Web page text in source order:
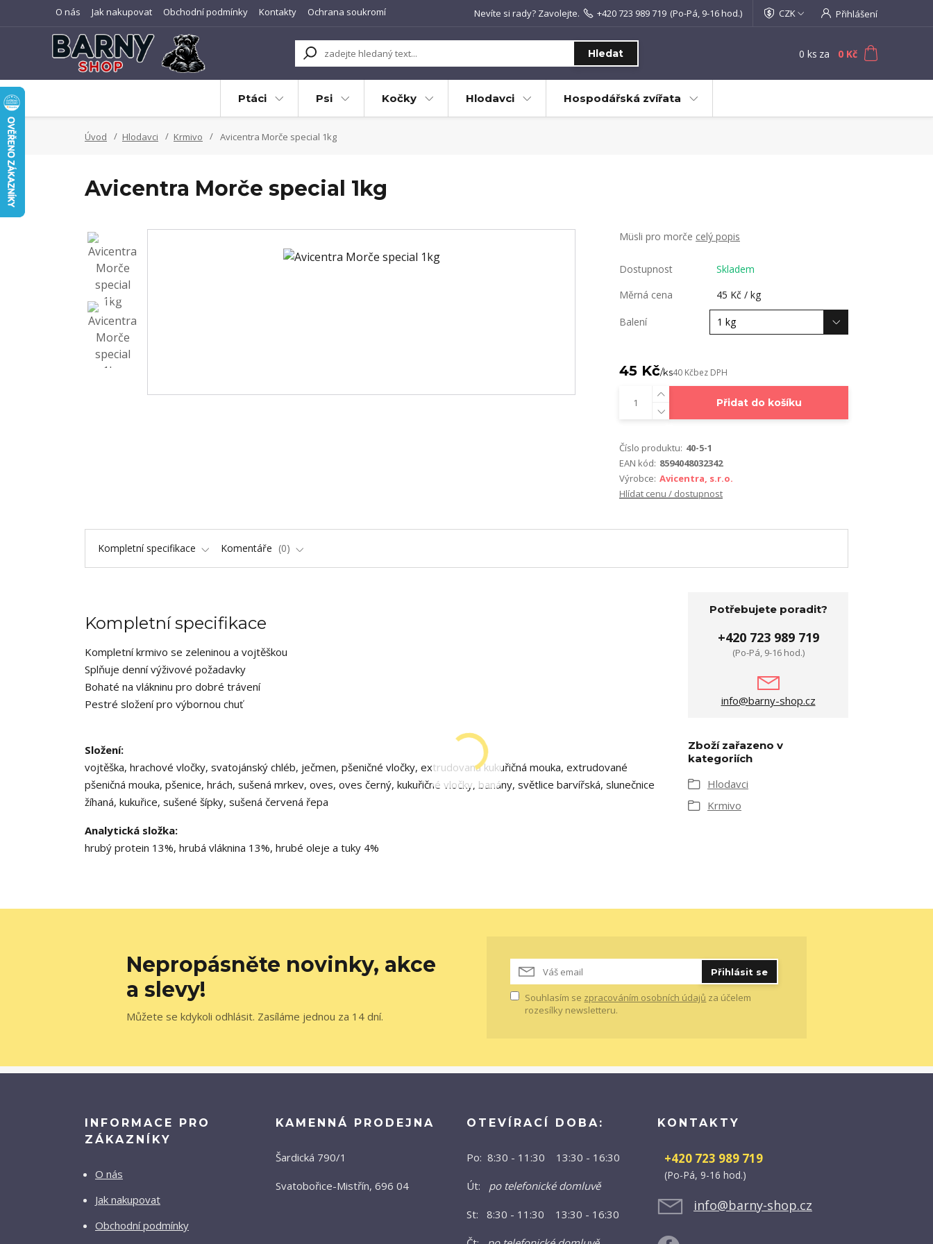
O nás Jak nakupovat Obchodní podmínky Kontakty Ochrana soukromí CZK Přihlášení
Hledat
Nevíte si rady? Zavolejte. +420 723 989 719 (Po-Pá, 9-16 hod.)
0 ks za 0 Kč
Ptáci Psi Kočky Hlodavci Hospodářská zvířata
Úvod Hlodavci Krmivo Avicentra Morče special 1kg
Avicentra Morče special 1kg
Müsli pro morče celý popis
Dostupnost
Skladem
Měrná cena
45 Kč / kg
Balení
45 Kč/ks40 Kčbez DPH
Přidat do košíku
Číslo produktu: 40-5-1
EAN kód: 8594048032342
Výrobce: Avicentra, s.r.o.
Hlídat cenu / dostupnost
Kompletní specifikace Komentáře 0
Kompletní specifikace
Kompletní krmivo se zeleninou a vojtěškou
Splňuje denní výživové požadavky
Bohaté na vlákninu pro dobré trávení
Pestré složení pro výbornou chuť
Složení:
vojtěška, hrachové vločky, svatojánský chléb, ječmen, pšeničné vločky, extrudovaná kukuřičná mouka, extrudované
pšeničná mouka, pšenice, hrách, sušená mrkev, oves, oves černý, kukuřičné vločky, banány, světlice barvířská, slunečnice
žíhaná, kukuřice, sušené šípky, sušená červená řepa
Analytická složka:
hrubý protein 13%, hrubá vláknina 13%, hrubé oleje a tuky 4%
Potřebujete poradit?
+420 723 989 719
(Po-Pá, 9-16 hod.)
info@barny-shop.cz
Zboží zařazeno v
kategoriích
Hlodavci
Krmivo
Nepropásněte novinky, akce
a slevy!
Můžete se kdykoli odhlásit. Zasíláme jednou za 14 dní.
Přihlásit se
Souhlasím se zpracováním osobních údajů za účelem
rozesílky newsletteru.
INFORMACE PRO
ZÁKAZNÍKY
O nás
Jak nakupovat
Obchodní podmínky
KAMENNÁ PRODEJNA
Šardická 790/1
Svatobořice-Mistřín, 696 04
OTEVÍRACÍ DOBA:
Po: 8:30 - 11:30 13:30 - 16:30
Út: po telefonické domluvě
St: 8:30 - 11:30 13:30 - 16:30
KONTAKTY
+420 723 989 719
(Po-Pá, 9-16 hod.)
info@barny-shop.cz